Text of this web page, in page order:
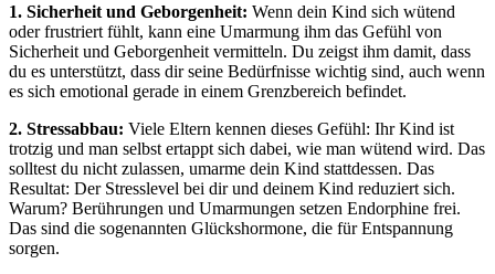
1. Sicherheit und Geborgenheit: Wenn dein Kind sich wütend
oder frustriert fühlt, kann eine Umarmung ihm das Gefühl von
Sicherheit und Geborgenheit vermitteln. Du zeigst ihm damit, dass
du es unterstützt, dass dir seine Bedürfnisse wichtig sind, auch wenn
es sich emotional gerade in einem Grenzbereich befindet.
2. Stressabbau: Viele Eltern kennen dieses Gefühl: Ihr Kind ist
trotzig und man selbst ertappt sich dabei, wie man wütend wird. Das
solltest du nicht zulassen, umarme dein Kind stattdessen. Das
Resultat: Der Stresslevel bei dir und deinem Kind reduziert sich.
Warum? Berührungen und Umarmungen setzen Endorphine frei.
Das sind die sogenannten Glückshormone, die für Entspannung
sorgen.